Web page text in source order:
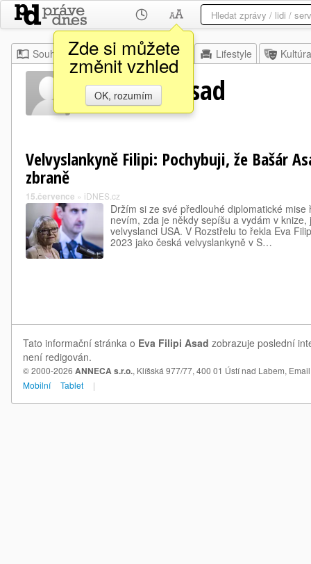
Zde si můžete
změnit vzhled
OK, rozumím
Souhrn Moje Z domova Lifestyle Kultúra
Eva Filipi Asad
Velvyslankyně Filipi: Pochybuji, že Bašár
zbraně
15.července » iDNES.cz
Držím si ze své předlouhé diplomatické
nevím, zda je někdy sepíšu a vydám v
velvyslanci USA. V Rozstřelu to řekla Eva
2023 jako česká velvyslankyně v S…
Tato informační stránka o Eva Filipi Asad zobrazuje poslední
není redigován.
© 2000-2026 ANNECA s.r.o., Klíšská 977/77, 400 01 Ústí nad Labem,
Mobilní
Tablet |